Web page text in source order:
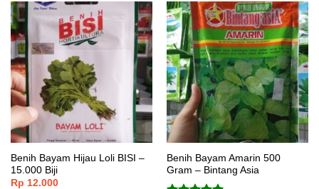
Benih Bayam Hijau Loli BISI –
15.000 Biji
Rp 12.000
Benih Bayam Amarin 500
Gram – Bintang Asia